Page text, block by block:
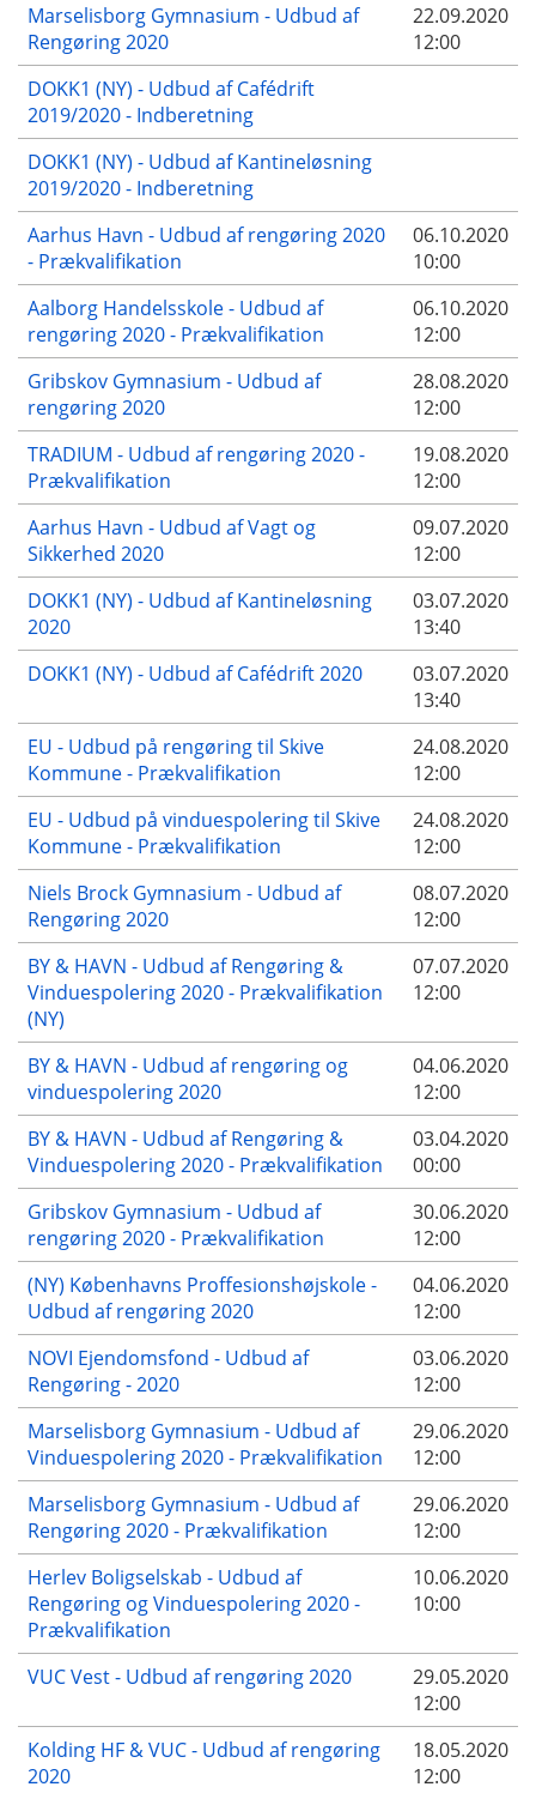
Marselisborg Gymnasium - Udbud af
Rengøring 2020
22.09.2020
12:00
DOKK1 (NY) - Udbud af Cafédrift
2019/2020 - Indberetning
DOKK1 (NY) - Udbud af Kantineløsning
2019/2020 - Indberetning
Aarhus Havn - Udbud af rengøring 2020
- Prækvalifikation
06.10.2020
10:00
Aalborg Handelsskole - Udbud af
rengøring 2020 - Prækvalifikation
06.10.2020
12:00
Gribskov Gymnasium - Udbud af
rengøring 2020
28.08.2020
12:00
TRADIUM - Udbud af rengøring 2020 -
Prækvalifikation
19.08.2020
12:00
Aarhus Havn - Udbud af Vagt og
Sikkerhed 2020
09.07.2020
12:00
DOKK1 (NY) - Udbud af Kantineløsning
2020
03.07.2020
13:40
DOKK1 (NY) - Udbud af Cafédrift 2020
03.07.2020
13:40
EU - Udbud på rengøring til Skive
Kommune - Prækvalifikation
24.08.2020
12:00
EU - Udbud på vinduespolering til Skive
Kommune - Prækvalifikation
24.08.2020
12:00
Niels Brock Gymnasium - Udbud af
Rengøring 2020
08.07.2020
12:00
BY & HAVN - Udbud af Rengøring &
Vinduespolering 2020 - Prækvalifikation
(NY)
07.07.2020
12:00
BY & HAVN - Udbud af rengøring og
vinduespolering 2020
04.06.2020
12:00
BY & HAVN - Udbud af Rengøring &
Vinduespolering 2020 - Prækvalifikation
03.04.2020
00:00
Gribskov Gymnasium - Udbud af
rengøring 2020 - Prækvalifikation
30.06.2020
12:00
(NY) Københavns Proffesionshøjskole -
Udbud af rengøring 2020
04.06.2020
12:00
NOVI Ejendomsfond - Udbud af
Rengøring - 2020
03.06.2020
12:00
Marselisborg Gymnasium - Udbud af
Vinduespolering 2020 - Prækvalifikation
29.06.2020
12:00
Marselisborg Gymnasium - Udbud af
Rengøring 2020 - Prækvalifikation
29.06.2020
12:00
Herlev Boligselskab - Udbud af
Rengøring og Vinduespolering 2020 -
Prækvalifikation
10.06.2020
10:00
VUC Vest - Udbud af rengøring 2020
29.05.2020
12:00
Kolding HF & VUC - Udbud af rengøring
2020
18.05.2020
12:00